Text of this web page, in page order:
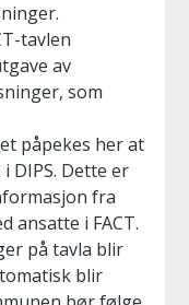
tavlen
av
som
påpekes her at
DIPS. Dette er
fra
ansatte i FACT.
på tavla blir
blir